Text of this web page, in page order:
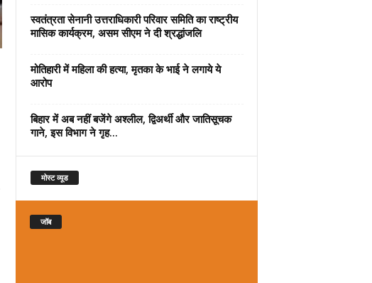
स्वतंत्रता सेनानी उत्तराधिकारी परिवार समिति का राष्ट्रीय
मासिक कार्यक्रम, असम सीएम ने दी श्रद्धांजलि
मोतिहारी में महिला की हत्या, मृतका के भाई ने लगाये ये
आरोप
बिहार में अब नहीं बजेंगे अश्लील, द्विअर्थी और जातिसूचक
गाने, इस विभाग ने गृह...
मोस्ट व्यूड
जॉब